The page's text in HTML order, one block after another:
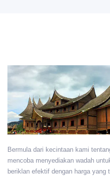
Bermula dari kecintaan kami
mencoba menyediakan wadah
beriklan efektif dengan harga yang